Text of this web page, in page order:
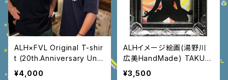
ALH×FVL Original T-shir
t (20th.Anniversary UnB
reakable TRACKS ※seri
¥4,000
ALHイメージ絵画(湯野川
広美HandMade) TAKUMI
Energie
¥3,500